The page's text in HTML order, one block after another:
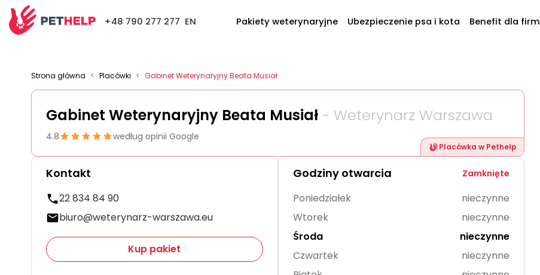
+48 790 277 277 EN Pakiety weterynaryjne Ubezpieczenie psa i kota Benefit dla firm
Strona główna < Placówki < Gabinet Weterynaryjny Beata Musiał
Gabinet Weterynaryjny Beata Musiał - Weterynarz Warszawa
4.8 według opinii Google
Placówka w Pethelp
Kontakt
22 834 84 90
biuro@weterynarz-warszawa.eu
Kup pakiet
Godziny otwarcia Zamknięte
Poniedziałek
nieczynne
Wtorek
nieczynne
Środa
nieczynne
Czwartek
nieczynne